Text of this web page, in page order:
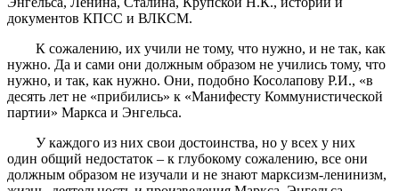
документов КПСС и ВЛКСМ.
К сожалению, их учили не тому, что нужно, и не так, как
нужно. Да и сами они должным образом не учились тому, что
нужно, и так, как нужно. Они, подобно Косолапову Р.И., «в
десять лет не «прибились» к «Манифесту Коммунистической
партии» Маркса и Энгельса.
У каждого из них свои достоинства, но у всех у них
один общий недостаток – к глубокому сожалению, все они
должным образом не изучали и не знают марксизм-ленинизм,